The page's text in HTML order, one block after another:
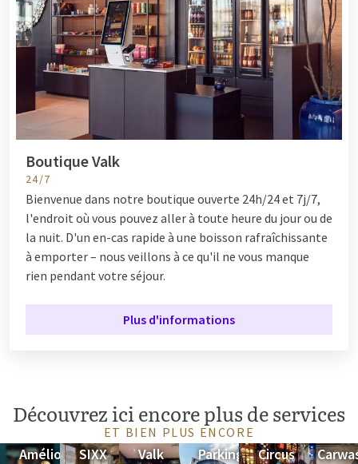
Boutique Valk
24/7
Bienvenue dans notre boutique ouverte 24h/24 et 7j/7,
l'endroit où vous pouvez aller à toute heure du jour ou de
la nuit. D'un en-cas rapide à une boisson rafraîchissante
à emporter – nous veillons à ce qu'il ne vous manque
rien pendant votre séjour.
Plus d'informations
Découvrez ici encore plus de services
ET BIEN PLUS ENCORE
AméliorezSIXX
Valk
Parking
Circus